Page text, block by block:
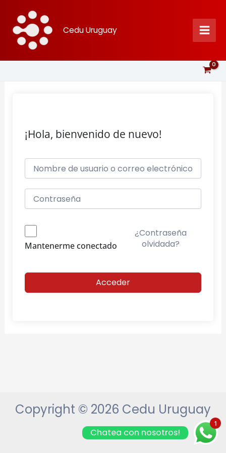
contenido
Cedu Uruguay
¡Hola, bienvenido de nuevo!
Mantenerme conectado
¿Contraseña
olvidada?
Acceder
Copyright © 2026 Cedu Uruguay
1
Chatea con nosotros!